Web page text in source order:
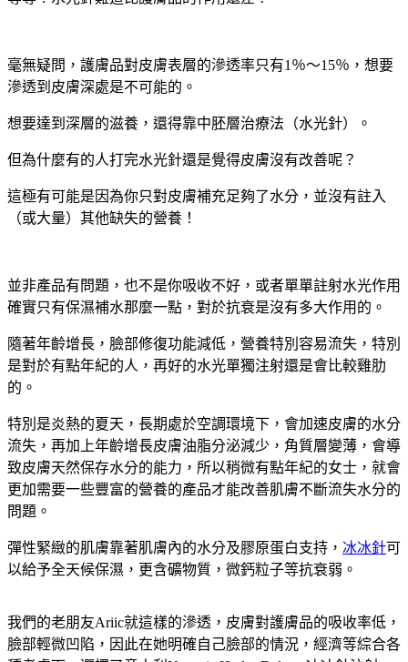
毫無疑問，護膚品對皮膚表層的滲透率只有1％〜15％，想要
滲透到皮膚深處是不可能的。
想要達到深層的滋養，還得靠中胚層治療法（水光針）。
但為什麼有的人打完水光針還是覺得皮膚沒有改善呢？
這極有可能是因為你只對皮膚補充足夠了水分，並沒有註入
（或大量）其他缺失的營養！
並非產品有問題，也不是你吸收不好，或者單單註射水光作用
確實只有保濕補水那麼一點，對於抗衰是沒有多大作用的。
隨著年齡增長，臉部修復功能減低，營養特別容易流失，特別
是對於有點年紀的人，再好的水光單獨注射還是會比較雞肋
的。
特別是炎熱的夏天，長期處於空調環境下，會加速皮膚的水分
流失，再加上年齡增長皮膚油脂分泌減少，角質層變薄，會導
致皮膚天然保存水分的能力，所以稍微有點年紀的女士，就會
更加需要一些豐富的營養的產品才能改善肌膚不斷流失水分的
問題。
彈性緊緻的肌膚靠著肌膚內的水分及膠原蛋白支持， 冰冰針可
以給予全天候保濕，更含礦物質，微鈣粒子等抗衰弱。
我們的老朋友Ariic就這樣的滲透，皮膚對護膚品的吸收率低，
臉部輕微凹陷，因此在她明確自己臉部的情況，經濟等綜合各